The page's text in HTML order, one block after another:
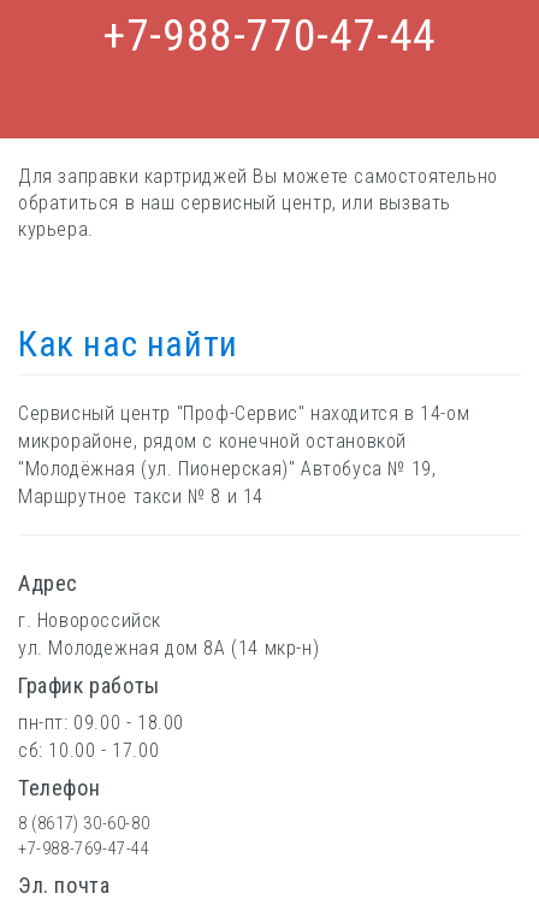
+7-988-770-47-44
Для заправки картриджей Вы можете самостоятельно
обратиться в наш сервисный центр, или вызвать
курьера.
Как нас найти
Сервисный центр "Проф-Сервис" находится в 14-ом
микрорайоне, рядом с конечной остановкой
"Молодёжная (ул. Пионерская)" Автобуса № 19,
Маршрутное такси № 8 и 14
Адрес
г. Новороссийск
ул. Молодежная дом 8А (14 мкр-н)
График работы
пн-пт: 09.00 - 18.00
сб: 10.00 - 17.00
Телефон
8 (8617) 30-60-80
+7-988-769-47-44
Эл. почта